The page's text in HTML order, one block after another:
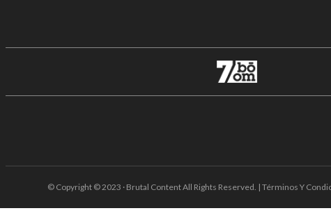
© Copyright © 2023 · Brutal Content All Rights Reserved. | Términos Y